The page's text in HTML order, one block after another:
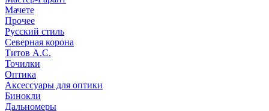
Мачете
Прочее
Русский стиль
Северная корона
Титов А.С.
Точилки
Оптика
Аксессуары для оптики
Бинокли
Дальномеры